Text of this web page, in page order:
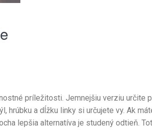
príležitosti. Jemnejšiu verziu určite
hrúbku a dĺžku linky si určujete vy. Ak
lepšia alternatíva je studený odtieň.